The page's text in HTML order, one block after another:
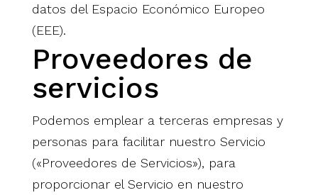
datos del Espacio Económico Europeo
(EEE).
Proveedores de
servicios
Podemos emplear a terceras empresas y
personas para facilitar nuestro Servicio
(«Proveedores de Servicios»), para
proporcionar el Servicio en nuestro